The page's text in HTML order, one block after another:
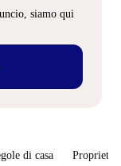
siamo qui
di casa